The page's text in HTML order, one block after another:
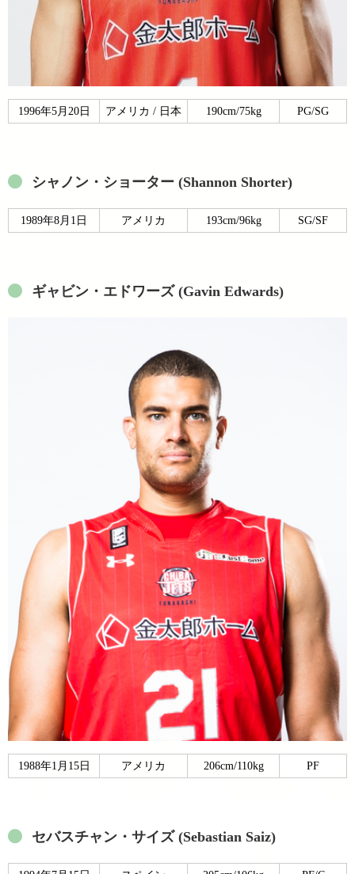
1996年5月20日 アメリカ / 日本 190cm/75kg PG/SG
シャノン・ショーター (Shannon Shorter)
1989年8月1日 アメリカ 193cm/96kg SG/SF
ギャビン・エドワーズ (Gavin Edwards)
1988年1月15日 アメリカ 206cm/110kg PF
セバスチャン・サイズ (Sebastian Saiz)